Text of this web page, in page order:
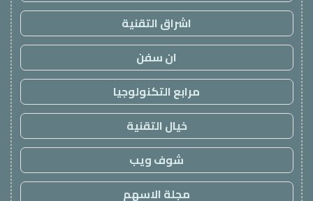
اشراق التقنية
ان سفن
مرابع التكنولوجيا
خيال التقنية
شوف ويب
مجلة الاسهم